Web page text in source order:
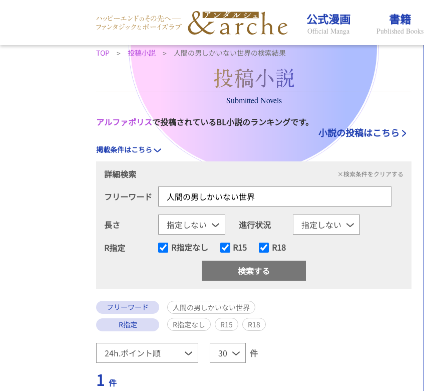
公式漫画
Official Manga
書籍
Published Books
TOP 投稿小説 人間の男しかいない世界の検索結果
Submitted Novels
アルファポリスで投稿されているBL小説のランキングです。
小説の投稿はこちら
掲載条件はこちら
詳細検索 ×検索条件をクリアする
フリーワード
長さ
進行状況
R指定
R指定なし R15 R18
フリーワード
人間の男しかいない世界
R指定
R指定なし R15 R18
件
1 件